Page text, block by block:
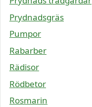
Prydnadsgräs
Pumpor
Rabarber
Rädisor
Rödbetor
Rosmarin